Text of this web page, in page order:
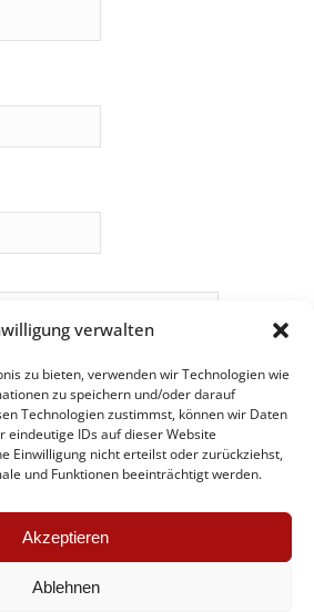
verwalten
zu bieten, verwenden wir Technologien wie
zu speichern und/oder darauf
Technologien zustimmst, können wir Daten
eindeutige IDs auf dieser Website
Einwilligung nicht erteilst oder zurückziehst,
und Funktionen beeinträchtigt werden.
Akzeptieren
Ablehnen